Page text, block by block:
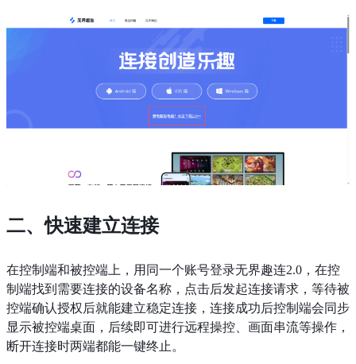
二、快速建立连接
在控制端和被控端上，用同一个账号登录无界趣连2.0，在控
制端找到需要连接的设备名称，点击后发起连接请求，等待被
控端确认授权后就能建立稳定连接，连接成功后控制端会同步
显示被控端桌面，后续即可进行远程操控、画面串流等操作，
断开连接时两端都能一键终止。